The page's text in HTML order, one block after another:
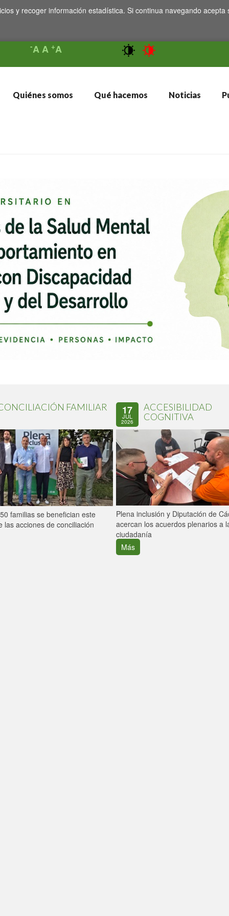
y recoger información estadística. Si continua navegando acepta
-AA +A
Quiénes somos Qué hacemos Noticias
FAMILIAR
familias se benefician este
las acciones de conciliación
17
JUL
2026
ACCESIBILIDAD
COGNITIVA
Plena inclusión y Diputación de
acercan los acuerdos plenarios a
ciudadanía
Más